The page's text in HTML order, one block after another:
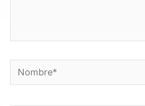
Nombre*